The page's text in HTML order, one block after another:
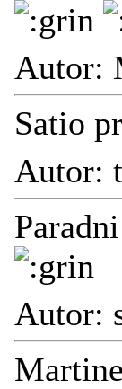
Autor:
Satio
Autor:
Autor: